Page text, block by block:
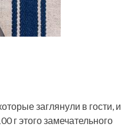
заглянули в гости, и
г этого замечательного